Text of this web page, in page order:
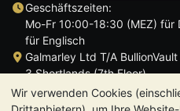
Wir verwenden Cookies
Geschäftszeiten:
Mo-Fr 10:00-18:30 (MEZ)
für Englisch
Galmarley Ltd T/A BullionVault
3 Shortlands (7th Floor)
Hammersmith
London